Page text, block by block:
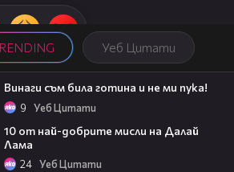
Уеб Цитати
Винаги съм била готина и не ми пука!
9 Уеб Цитати
10 от най-добрите мисли на Далай
Лама
24 Уеб Цитати